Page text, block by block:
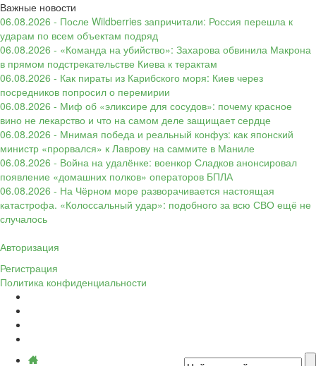
Важные новости
06.08.2026 - После Wildberries запричитали: Россия перешла к
ударам по всем объектам подряд
06.08.2026 - «Команда на убийство»: Захарова обвинила Макрона
в прямом подстрекательстве Киева к терактам
06.08.2026 - Как пираты из Карибского моря: Киев через
посредников попросил о перемирии
06.08.2026 - Миф об «эликсире для сосудов»: почему красное
вино не лекарство и что на самом деле защищает сердце
06.08.2026 - Мнимая победа и реальный конфуз: как японский
министр «прорвался» к Лаврову на саммите в Маниле
06.08.2026 - Война на удалёнке: военкор Сладков анонсировал
появление «домашних полков» операторов БПЛА
06.08.2026 - На Чёрном море разворачивается настоящая
катастрофа. «Колоссальный удар»: подобного за всю СВО ещё не
случалось
Авторизация
Регистрация
Политика конфиденциальности